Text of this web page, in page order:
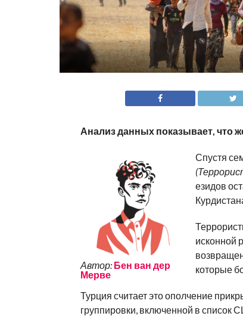
Анализ данных показывает, что
Автор: Бен ван дер
Мерве
Спустя
езидов
исконной
которые
Турция считает это ополчение
группировки, включенной в список